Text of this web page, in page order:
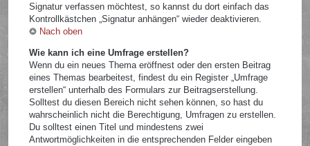
Signatur verfassen möchtest, so kannst du dort einfach das
Kontrollkästchen „Signatur anhängen“ wieder deaktivieren.
Nach oben
Wie kann ich eine Umfrage erstellen?
Wenn du ein neues Thema eröffnest oder den ersten Beitrag
eines Themas bearbeitest, findest du ein Register „Umfrage
erstellen“ unterhalb des Formulars zur Beitragserstellung.
Solltest du diesen Bereich nicht sehen können, so hast du
wahrscheinlich nicht die Berechtigung, Umfragen zu erstellen.
Du solltest einen Titel und mindestens zwei
Antwortmöglichkeiten in die entsprechenden Felder eingeben